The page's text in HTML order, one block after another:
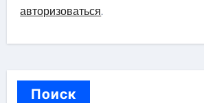
авторизоваться.
Поиск